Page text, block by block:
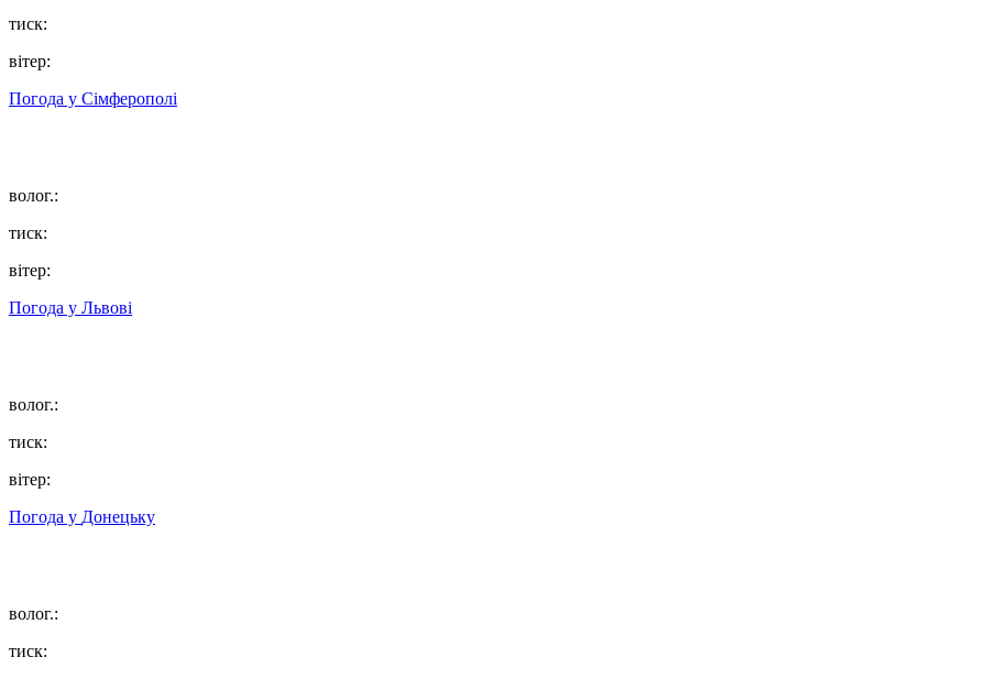
тиск:
вітер:
Погода у Сімферополі
волог.:
тиск:
вітер:
Погода у Львові
волог.:
тиск:
вітер:
Погода у Донецьку
волог.:
тиск: